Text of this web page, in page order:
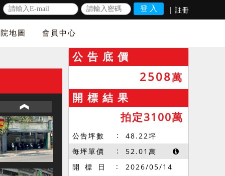
| 註冊
地圖 會員中心
公 告 底 價
2508萬
開 標 結 果
拍定3100萬
公告坪數 48.22坪
每坪單價
52.01萬
開 標 日
2026/05/14